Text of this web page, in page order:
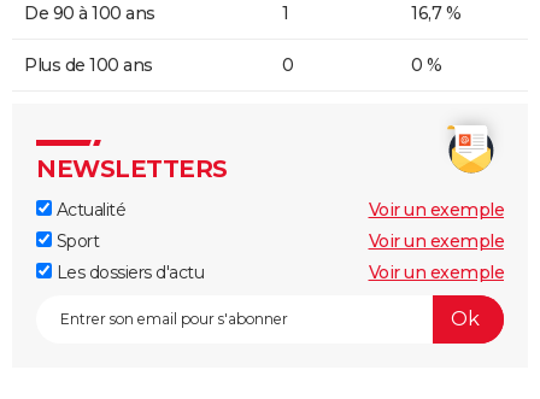
De 90 à 100 ans 1 16,7 %
Plus de 100 ans 0 0 %
NEWSLETTERS
Actualité
Voir un exemple
Sport
Voir un exemple
Les dossiers d'actu
Voir un exemple